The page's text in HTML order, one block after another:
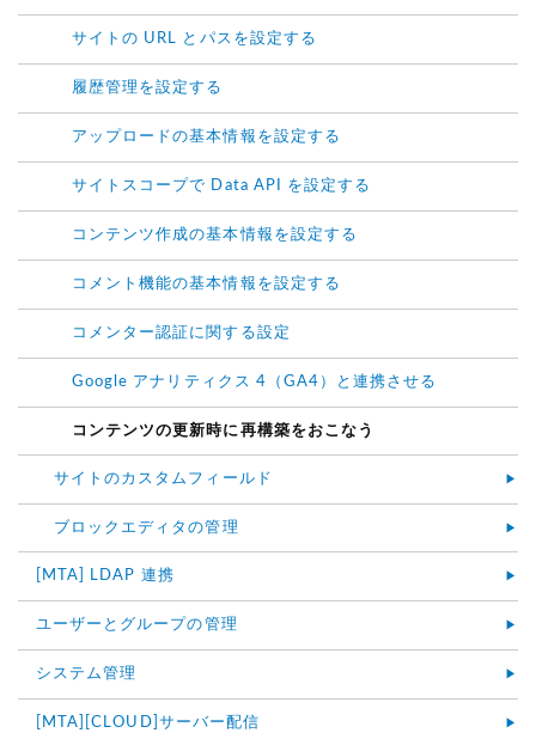
サイトの URL とパスを設定する
履歴管理を設定する
アップロードの基本情報を設定する
サイトスコープで Data API を設定する
コンテンツ作成の基本情報を設定する
コメント機能の基本情報を設定する
コメンター認証に関する設定
Google アナリティクス 4（GA4）と連携させる
コンテンツの更新時に再構築をおこなう
サイトのカスタムフィールド
ブロックエディタの管理
[MTA] LDAP 連携
ユーザーとグループの管理
システム管理
[MTA][CLOUD]サーバー配信